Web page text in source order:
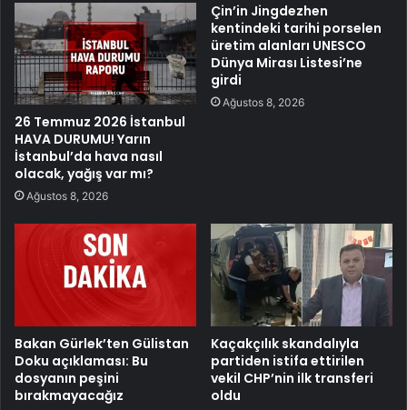
26 Temmuz 2026 İstanbul
HAVA DURUMU! Yarın
İstanbul’da hava nasıl
olacak, yağış var mı?
Ağustos 8, 2026
Çin’in Jingdezhen
kentindeki tarihi porselen
üretim alanları UNESCO
Dünya Mirası Listesi’ne
girdi
Ağustos 8, 2026
Bakan Gürlek’ten Gülistan
Doku açıklaması: Bu
dosyanın peşini
bırakmayacağız
Kaçakçılık skandalıyla
partiden istifa ettirilen
vekil CHP’nin ilk transferi
oldu